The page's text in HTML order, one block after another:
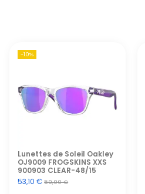
-10%
Lunettes de Soleil Oakley
OJ9009 FROGSKINS XXS
900903 CLEAR-48/15
53,10 €59,00 €